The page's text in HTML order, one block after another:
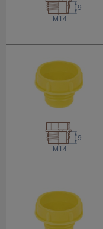
9
M14
9
M14